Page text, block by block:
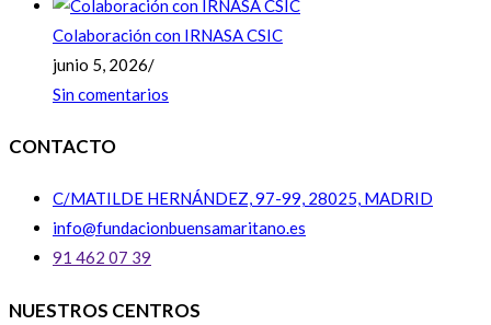
Colaboración con IRNASA CSIC
junio 5, 2026/
Sin comentarios
CONTACTO
C/MATILDE HERNÁNDEZ, 97-99, 28025, MADRID
info@fundacionbuensamaritano.es
91 462 07 39
NUESTROS CENTROS